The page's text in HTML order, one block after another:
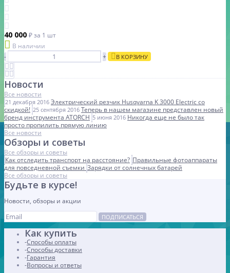
40 000 ₽за 1 шт
В наличии
-
+ В КОРЗИНУ
Новости
Все новости
21 декабря 2016 Электрический резчик Husqvarna K 3000 Electric со
скидкой! 25 сентября 2016 Теперь в нашем магазине представлен новый
бренд инструмента ATORCH 5 июня 2016 Никогда еще не было так
просто пропилить прямую линию
Все новости
Обзоры и советы
Все обзоры и советы
Как отследить транспорт на расстояние? Правильные фотоаппараты
для повседневной съемки Зарядки от солнечных батарей
Все обзоры и советы
Будьте в курсе!
Новости, обзоры и акции
ПОДПИСАТЬСЯ
Как купить
Способы оплаты
Способы доставки
Гарантия
Вопросы и ответы